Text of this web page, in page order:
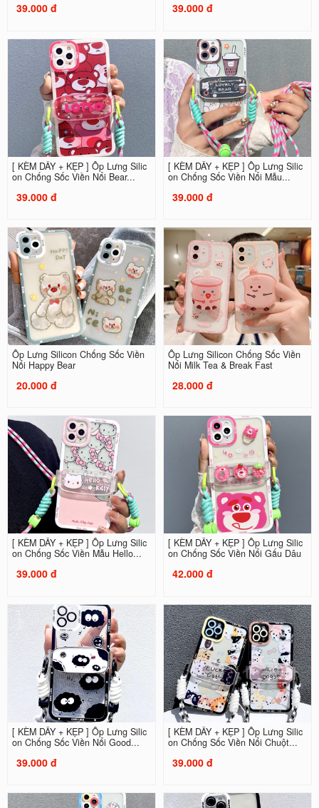
39.000 đ 39.000 đ
[ KÈM DÂY + KẸP ] Ốp Lưng Silic
on Chống Sốc Viền Nổi Bear...
39.000 đ
[ KÈM DÂY + KẸP ] Ốp Lưng Silic
on Chống Sốc Viền Nổi Mẫu...
39.000 đ
Ốp Lưng Silicon Chống Sốc Viền
Nổi Happy Bear
20.000 đ
Ốp Lưng Silicon Chống Sốc Viền
Nổi Milk Tea & Break Fast
28.000 đ
[ KÈM DÂY + KẸP ] Ốp Lưng Silic
on Chống Sốc Viền Mẫu Hello...
39.000 đ
[ KÈM DÂY + KẸP ] Ốp Lưng Silic
on Chống Sốc Viền Nổi Gấu Dâu
42.000 đ
[ KÈM DÂY + KẸP ] Ốp Lưng Silic
on Chống Sốc Viền Nổi Good...
39.000 đ
[ KÈM DÂY + KẸP ] Ốp Lưng Silic
on Chống Sốc Viền Nổi Chuột...
39.000 đ